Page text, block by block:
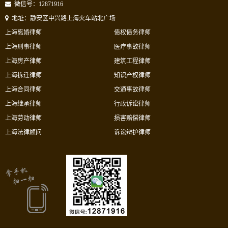
微信号：12871916
地址：静安区中兴路上海火车站北广场
上海离婚律师
上海刑事律师
上海房产律师
上海拆迁律师
债权债务律师
医疗事故律师
建筑工程律师
知识产权律师
上海合同律师
上海继承律师
上海劳动律师
上海法律顾问
交通事故律师
行政诉讼律师
损害赔偿律师
诉讼辩护律师